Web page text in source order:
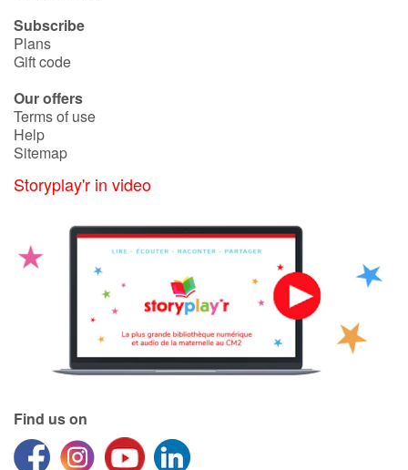
Subscribe
Plans
Gift code
Our offers
Terms of use
Help
Sitemap
Storyplay'r in video
Find us on